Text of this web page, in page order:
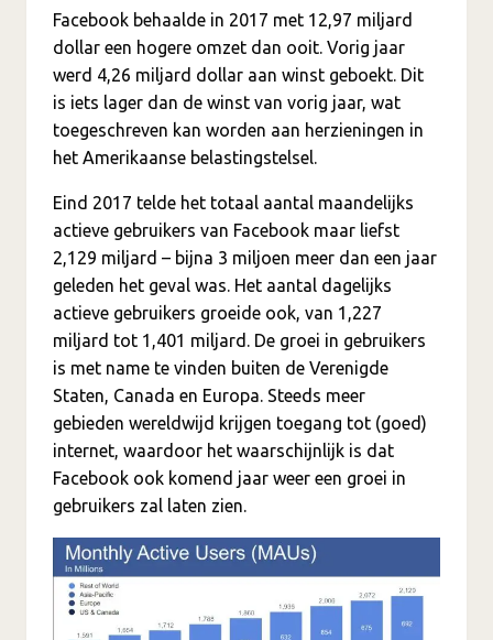
Facebook behaalde in 2017 met 12,97 miljard
dollar een hogere omzet dan ooit. Vorig jaar
werd 4,26 miljard dollar aan winst geboekt. Dit
is iets lager dan de winst van vorig jaar, wat
toegeschreven kan worden aan herzieningen in
het Amerikaanse belastingstelsel.
Eind 2017 telde het totaal aantal maandelijks
actieve gebruikers van Facebook maar liefst
2,129 miljard – bijna 3 miljoen meer dan een jaar
geleden het geval was. Het aantal dagelijks
actieve gebruikers groeide ook, van 1,227
miljard tot 1,401 miljard. De groei in gebruikers
is met name te vinden buiten de Verenigde
Staten, Canada en Europa. Steeds meer
gebieden wereldwijd krijgen toegang tot (goed)
internet, waardoor het waarschijnlijk is dat
Facebook ook komend jaar weer een groei in
gebruikers zal laten zien.